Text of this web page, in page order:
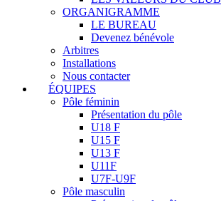
ORGANIGRAMME
LE BUREAU
Devenez bénévole
Arbitres
Installations
Nous contacter
ÉQUIPES
Pôle féminin
Présentation du pôle
U18 F
U15 F
U13 F
U11F
U7F-U9F
Pôle masculin